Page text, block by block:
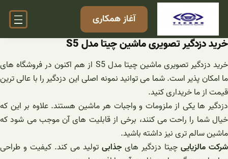
رفتن
آغاز همکاری
خرید دزدگیر تصویری ماشین چیتا مدل S5
خرید دزدگیر تصویری ماشین چیتا مدل S5 از هم اکنون در فروشگاه های
ما امکان پذیر است. شما می توانید نمونه اصلی این دزدگیر را با عالی ترین
قیمت از ما خریداری کنید.
دزدگیر ها یکی از ملزومات و واجبات هر ماشین هستند. علاوه بر این که
خیال شما را راحت می کنند، برخی از قابلیت های آن موجب می شود که
ماشین سالم تری نیز داشته باشید.
شرکت مالزیایی چیتا دزدگیر های جذابی تولید می کند. کیفیت و طراحی